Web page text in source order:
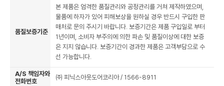
품질보증기준
본 제품은 엄격한 품질관리와 공정관리를 거쳐 제작하였으며,
물품에 하자가 있어 피해보상을 원하실 경우 반드시 구입한 판
매처로 문의 주시기 바랍니다. 보증기간은 제품 구입일로 부터
1년이며, 소비자 부주의에 의한 파손 및 품질이상에 대한 보증
은 지지 않습니다. 보증기간이 경과한 제품은 고객부담으로 수
선 가능합니다.
A/S 책임자와
전화번호
㈜ 피닉스아웃도어코리아 / 1566-8911